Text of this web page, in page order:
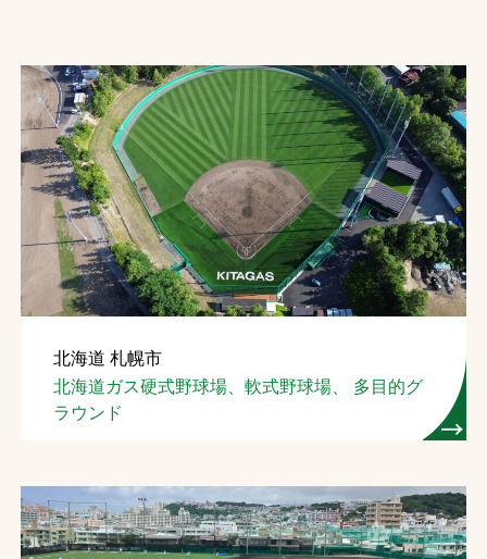
会社概要
採用情報
検索
お問合せ
お取引先の皆様へ
ソーシャルメディアポリシー
北海道 札幌市
北海道ガス硬式野球場、軟式野球場、 多目的グ
ラウンド